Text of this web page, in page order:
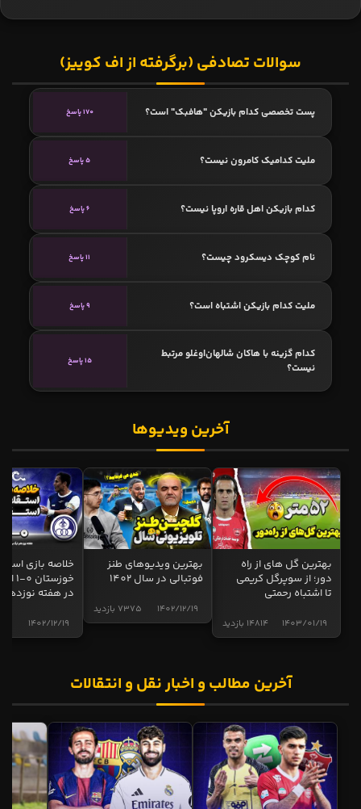
سوالات تصادفی (برگرفته از اف کوییز)
پست تخصصی کدام بازیکن "هافبک" است؟ 170 پاسخ
ملیت کدامیک کامرون نیست؟ 5 پاسخ
کدام بازیکن اهل قاره اروپا نیست؟ 6 پاسخ
نام کوچک دیسکرود چیست؟ 11 پاسخ
ملیت کدام بازیکن اشتباه است؟ 9 پاسخ
کدام گزینه با هاکان شالهان‌اوغلو مرتبط
نیست؟
15 پاسخ
آخرین ویدیوها
بهترین گل های از راه
دور؛ از سوپرگل کریمی
تا اشتباه رحمتی
14814 بازدید 1403/01/19
بهترین ویدیوهای طنز
فوتبالی در سال 1402
7375 بازدید 1402/12/19
خلاصه بازی
در هفته نوزدهم
1402/12/19
آخرین مطالب و اخبار نقل و انتقالات